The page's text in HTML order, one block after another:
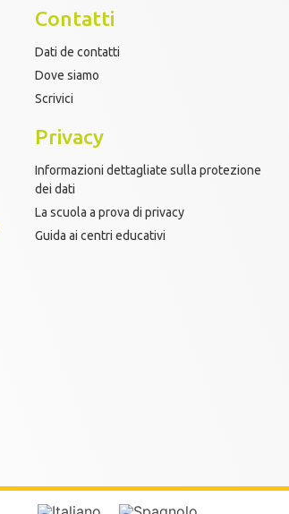
Contatti
Dati de contatti
Dove siamo
Scrivici
Privacy
Informazioni dettagliate sulla protezione
dei dati
La scuola a prova di privacy
Guida ai centri educativi